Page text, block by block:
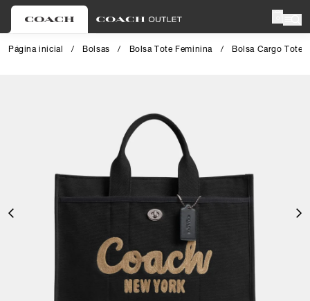
Página inicial / Bolsas / Bolsa Tote Feminina / Bolsa Cargo Tote